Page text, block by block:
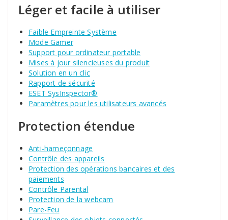
Léger et facile à utiliser
Faible Empreinte Système
Mode Gamer
Support pour ordinateur portable
Mises à jour silencieuses du produit
Solution en un clic
Rapport de sécurité
ESET SysInspector®
Paramètres pour les utilisateurs avancés
Protection étendue
Anti-hameçonnage
Contrôle des appareils
Protection des opérations bancaires et des
paiements
Contrôle Parental
Protection de la webcam
Pare-Feu